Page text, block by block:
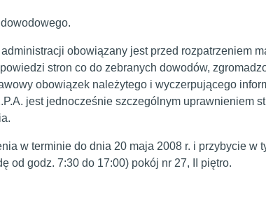
obowiązany jest przed rozpatrzeniem
stron co do zebranych dowodów,
obowiązek należytego i wyczerpującego
jest jednocześnie szczególnym uprawnieniem
w terminie do dnia 20 maja 2008 r. i przybycie w
od godz. 7:30 do 17:00) pokój nr 27, II piętro.